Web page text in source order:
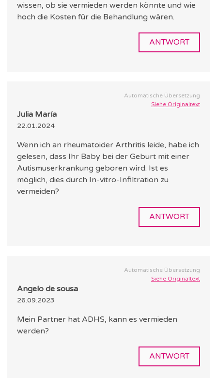
wissen, ob sie vermieden werden könnte und wie
hoch die Kosten für die Behandlung wären.
ANTWORT
Automatische Übersetzung
Siehe Originaltext
Julia María
22.01.2024
Wenn ich an rheumatoider Arthritis leide, habe ich
gelesen, dass Ihr Baby bei der Geburt mit einer
Autismuserkrankung geboren wird. Ist es
möglich, dies durch In-vitro-Infiltration zu
vermeiden?
ANTWORT
Automatische Übersetzung
Siehe Originaltext
Angelo de sousa
26.09.2023
Mein Partner hat ADHS, kann es vermieden
werden?
ANTWORT